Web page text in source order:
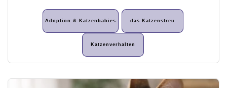
Adoption & Katzenbabies das Katzenstreu
Katzenverhalten